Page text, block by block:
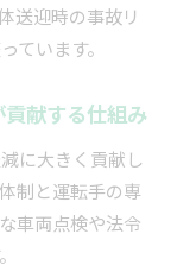
送迎時の事故リ
ています。
献する仕組み
に大きく貢献し
制と運転手の専
車両点検や法令